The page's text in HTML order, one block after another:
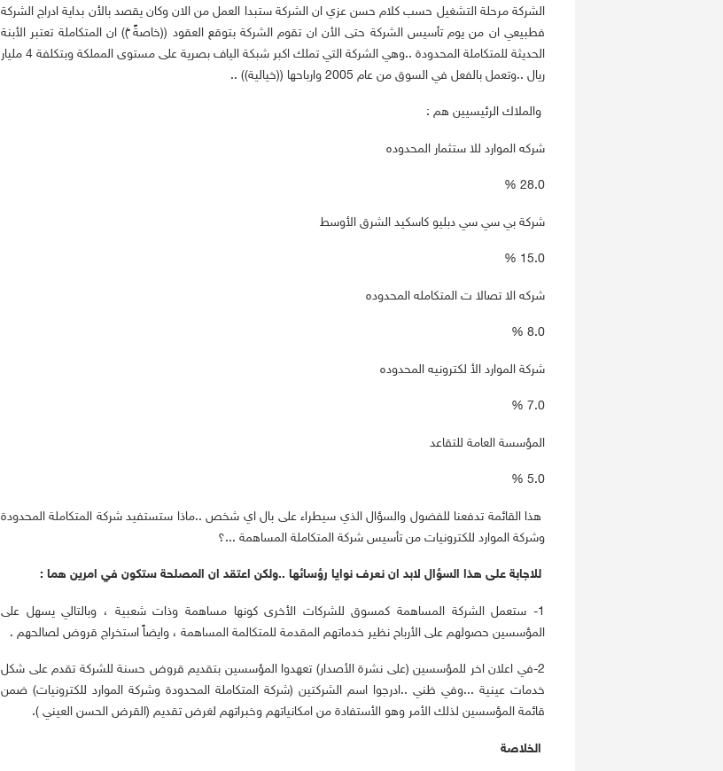
الشركة مرحلة التشغيل حسب كلام حسن عزي ان الشركة ستبدا العمل من الان وكان يقصد بالأن بداية ادراج الشركة
فطبيعي ان من يوم تأسيس الشركة حتى الأن ان تقوم الشركة بتوقع العقود ((خاصةًً ً)) ان المتكاملة تعتبر الأبنة
الحديثة للمتكاملة المحدودة ..وهي الشركة التي تملك اكبر شبكة الياف بصرية على مستوى المملكة وبتكلفة 4 مليار
ريال ..وتعمل بالفعل في السوق من عام 2005 وارباحها ((خيالية)) ..
والملاك الرئيسيين هم :
شركه الموارد للا ستثمار المحدوده
28.0 %
شركة بي سي سي دبليو كاسكيد الشرق الأوسط
15.0 %
شركه الا تصالا ت المتكامله المحدوده
8.0 %
شركة الموارد الأ لكترونيه المحدوده
7.0 %
المؤسسة العامة للتقاعد
5.0 %
هذا القائمة تدفعنا للفضول والسؤال الذي سيطراء على بال اي شخص ..ماذا ستستفيد شركة المتكاملة المحدودة
وشركة الموارد للكترونيات من تأسيس شركة المتكاملة المساهمة ...؟
للاجابة على هذا السؤال لابد ان نعرف نوايا رؤسائها ..ولكن اعتقد ان المصلحة ستكون في امرين هما :
1- ستعمل الشركة المساهمة كمسوق للشركات الأخرى كونها مساهمة وذات شعبية ، وبالتالي يسهل على
المؤسسين حصولهم على الأرباح نظير خدماتهم المقدمة للمتكالمة المساهمة ، وايضاً استخراج قروض لصالحهم .
2-في اعلان اخر للمؤسسين (على نشرة الأصدار) تعهدوا المؤسسين بتقديم قروض حسنة للشركة تقدم على شكل
خدمات عينية ...وفي ظني ..ادرجوا اسم الشركتين (شركة المتكاملة المحدودة وشركة الموارد للكترونيات) ضمن
قائمة المؤسسين لذلك الأمر وهو الأستفادة من امكانياتهم وخبراتهم لغرض تقديم (القرض الحسن العيني ).
الخلاصة